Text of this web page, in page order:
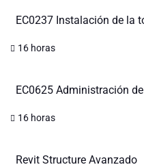
EC0237 Instalación de la
16 horas
EC0625 Administración
16 horas
Revit Structure Avanzado